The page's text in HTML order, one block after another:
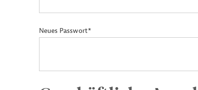
Neues Passwort*